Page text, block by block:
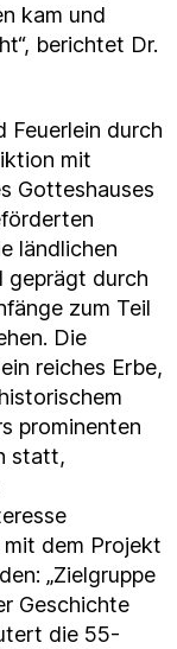
kam und
berichtet Dr.
Feuerlein durch
mit
Gotteshauses
ländlichen
geprägt durch
zum Teil
Die
reiches Erbe,
prominenten
statt,
mit dem Projekt
„Zielgruppe
Geschichte
die 55-